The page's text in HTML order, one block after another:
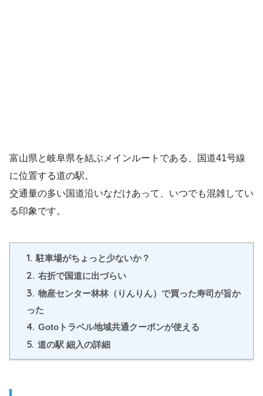
富山県と岐阜県を結ぶメインルートである、国道41号線
に位置する道の駅。
交通量の多い国道沿いなだけあって、いつでも混雑してい
る印象です。
1. 駐車場がちょっと少ないか？
2. 右折で国道に出づらい
3. 物産センター林林（りんりん）で買った寿司が旨か
った
4. Gotoトラベル地域共通クーポンが使える
5. 道の駅 細入の詳細